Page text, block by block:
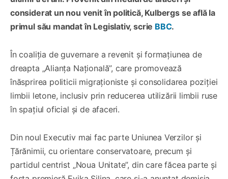
considerat un nou venit în politică, Kulbergs se află la
primul său mandat în Legislativ, scrie BBC.
În coaliția de guvernare a revenit și formațiunea de
dreapta „Alianța Națională”, care promovează
înăsprirea politicii migraționiste și consolidarea poziției
limbii letone, inclusiv prin reducerea utilizării limbii ruse
în spațiul oficial și de afaceri.
Din noul Executiv mai fac parte Uniunea Verzilor și
Țărănimii, cu orientare conservatoare, precum și
partidul centrist „Noua Unitate”, din care făcea parte și